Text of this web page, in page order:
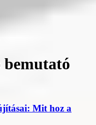
Mit hoz a